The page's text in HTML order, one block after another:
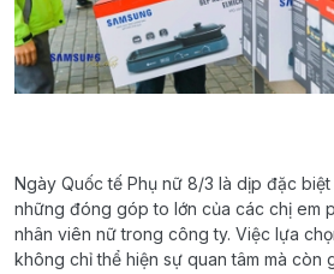
Ngày Quốc tế Phụ nữ 8/3 là dịp đặc
những đóng góp to lớn của các chị em
nhân viên nữ trong công ty. Việc lựa
không chỉ thể hiện sự quan tâm mà còn